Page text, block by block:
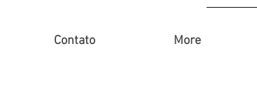
Contato More